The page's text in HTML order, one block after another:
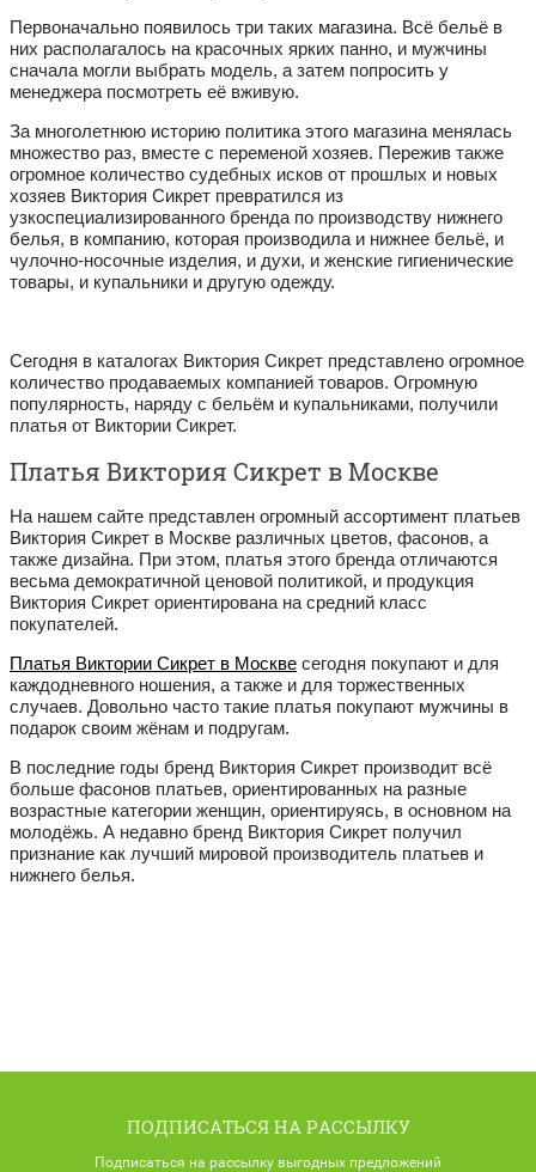
Первоначально появилось три таких магазина. Всё бельё в
них располагалось на красочных ярких панно, и мужчины
сначала могли выбрать модель, а затем попросить у
менеджера посмотреть её вживую.
За многолетнюю историю политика этого магазина менялась
множество раз, вместе с переменой хозяев. Пережив также
огромное количество судебных исков от прошлых и новых
хозяев Виктория Сикрет превратился из
узкоспециализированного бренда по производству нижнего
белья, в компанию, которая производила и нижнее бельё, и
чулочно-носочные изделия, и духи, и женские гигиенические
товары, и купальники и другую одежду.
Сегодня в каталогах Виктория Сикрет представлено огромное
количество продаваемых компанией товаров. Огромную
популярность, наряду с бельём и купальниками, получили
платья от Виктории Сикрет.
Платья Виктория Сикрет в Москве
На нашем сайте представлен огромный ассортимент платьев
Виктория Сикрет в Москве различных цветов, фасонов, а
также дизайна. При этом, платья этого бренда отличаются
весьма демократичной ценовой политикой, и продукция
Виктория Сикрет ориентирована на средний класс
покупателей.
Платья Виктории Сикрет в Москве сегодня покупают и для
каждодневного ношения, а также и для торжественных
случаев. Довольно часто такие платья покупают мужчины в
подарок своим жёнам и подругам.
В последние годы бренд Виктория Сикрет производит всё
больше фасонов платьев, ориентированных на разные
возрастные категории женщин, ориентируясь, в основном на
молодёжь. А недавно бренд Виктория Сикрет получил
признание как лучший мировой производитель платьев и
нижнего белья.
ПОДПИСАТЬСЯ НА РАССЫЛКУ
Подписаться на рассылку выгодных предложений